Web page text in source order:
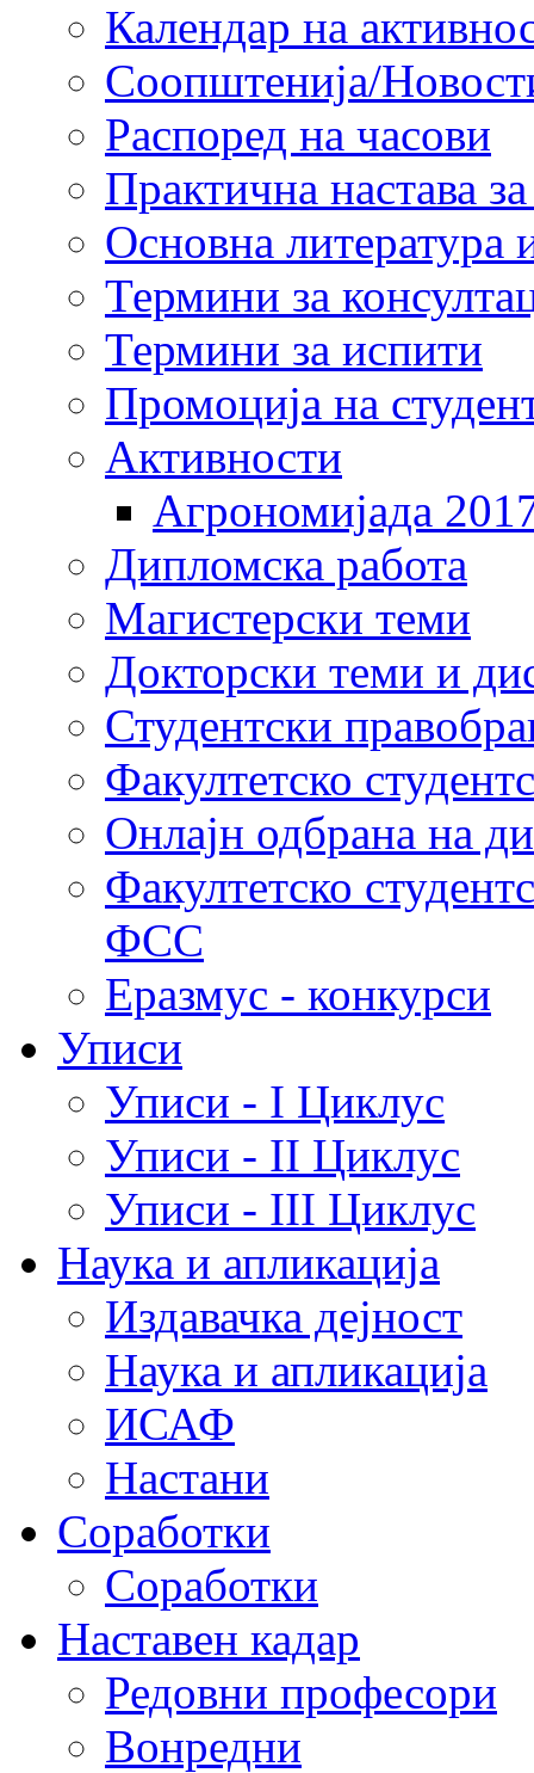
Календар на
Соопштенија/
Распоред на часови
Практична настава
Основна литература
Термини за
Термини за испити
Промоција на
Активности
Агрономијада
Дипломска работа
Магистерски теми
Докторски теми и
Студентски
Факултетско
Онлајн одбрана на
Факултетско
ФСС
Еразмус - конкурси
Уписи
Уписи - I Циклус
Уписи - II Циклус
Уписи - III Циклус
Наука и апликација
Издавачка дејност
Наука и апликација
ИСАФ
Настани
Соработки
Соработки
Наставен кадар
Редовни професори
Вонредни